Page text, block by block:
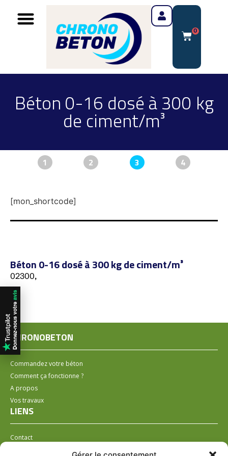
0
Béton 0-16 dosé à 300 kg
de ciment/m³
1 2 3 4
[mon_shortcode]
Béton 0-16 dosé à 300 kg de ciment/m³
02300,
CHRONOBETON
Commandez votre béton
Comment ça fonctionne ?
A propos
Vos travaux
LIENS
Contact